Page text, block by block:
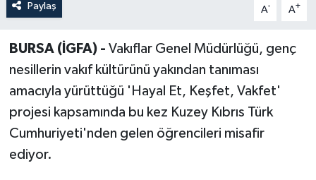
Paylaş A- A+
BURSA (İGFA) - Vakıflar Genel Müdürlüğü, genç
nesillerin vakıf kültürünü yakından tanıması
amacıyla yürüttüğü 'Hayal Et, Keşfet, Vakfet'
projesi kapsamında bu kez Kuzey Kıbrıs Türk
Cumhuriyeti'nden gelen öğrencileri misafir
ediyor.